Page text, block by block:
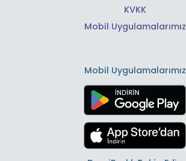
KVKK
Mobil Uygulamalarımız
Mobil Uygulamalarımız